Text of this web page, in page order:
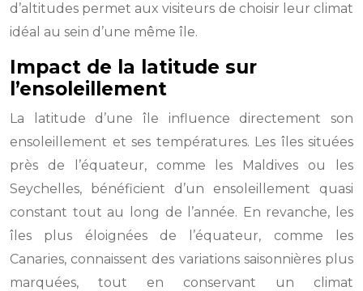
d’altitudes permet aux visiteurs de choisir leur climat
idéal au sein d’une même île.
Impact de la latitude sur
l’ensoleillement
La latitude d’une île influence directement son
ensoleillement et ses températures. Les îles situées
près de l’équateur, comme les Maldives ou les
Seychelles, bénéficient d’un ensoleillement quasi
constant tout au long de l’année. En revanche, les
îles plus éloignées de l’équateur, comme les
Canaries, connaissent des variations saisonnières plus
marquées, tout en conservant un climat